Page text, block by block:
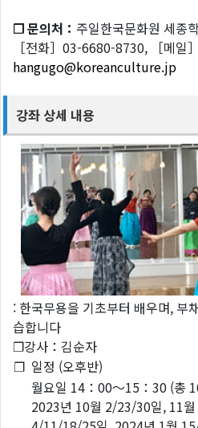
❐ 문의처： 주일한국문화원 세종
［전화］03-6680-8730, ［메일］
hangugo@koreanculture.jp
강좌 상세 내용
: 한국무용을 기초부터 배우며, 부
습합니다
❐강사：김순자
❐ 일정 (오후반)
월요일 14：00～15：30 (총
2023년 10월 2/23/30일, 11